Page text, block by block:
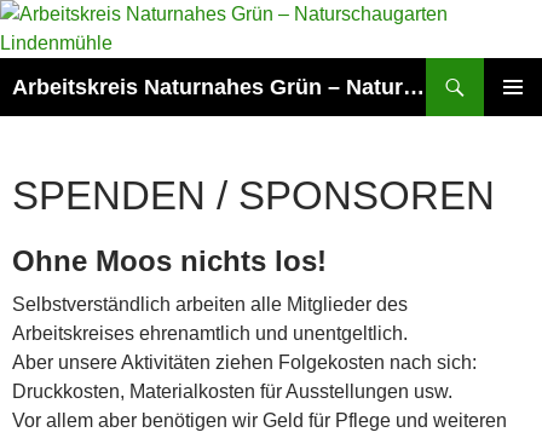
Zum
Inhalt
Arbeitskreis Naturnahes Grün – Naturschaugarten Lindenmühle
SPENDEN / SPONSOREN
Ohne Moos nichts los!
Selbstverständlich arbeiten alle Mitglieder des
Arbeitskreises ehrenamtlich und unentgeltlich.
Aber unsere Aktivitäten ziehen Folgekosten nach sich:
Druckkosten, Materialkosten für Ausstellungen usw.
Vor allem aber benötigen wir Geld für Pflege und weiteren